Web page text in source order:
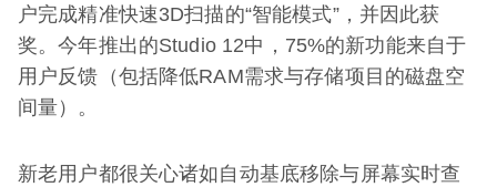
户完成精准快速3D扫描的“智能模式”，并因此获
奖。今年推出的Studio 12中，75%的新功能来自于
用户反馈（包括降低RAM需求与存储项目的磁盘空
间量）。
新老用户都很关心诸如自动基底移除与屏幕实时查